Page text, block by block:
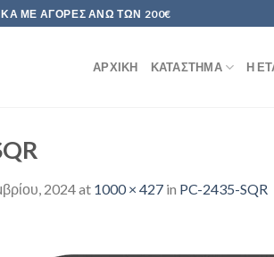
ΜΕ ΑΓΟΡΈΣ ΆΝΩ ΤΩΝ 200€
ΑΡΧΙΚΉ ΚΑΤΆΣΤΗΜΑ Η
2024at 1000 × 427 in PC-2435-SQR